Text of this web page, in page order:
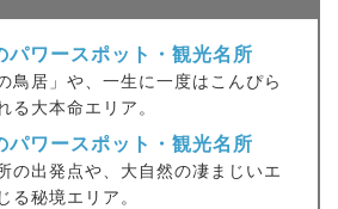
パワースポット・観光名所
鳥居」や、一生に一度はこんぴら
る大本命エリア。
パワースポット・観光名所
の出発点や、大自然の凄まじいエ
る秘境エリア。